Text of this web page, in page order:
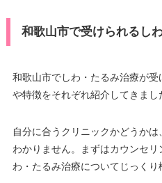
和歌山市で受けられるし
和歌山市でしわ・たるみ治療が
や特徴をそれぞれ紹介してきまし
自分に合うクリニックかどうか
わかりません。まずはカウンセ
わ・たるみ治療についてじっくり